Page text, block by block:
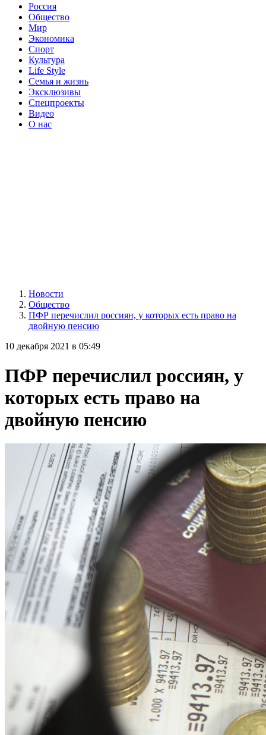
Россия
Общество
Мир
Экономика
Спорт
Культура
Life Style
Семья и жизнь
Эксклюзивы
Спецпроекты
Видео
О нас
Новости
Общество
ПФР перечислил россиян, у которых есть право на
двойную пенсию
10 декабря 2021 в 05:49
ПФР перечислил россиян, у
которых есть право на
двойную пенсию